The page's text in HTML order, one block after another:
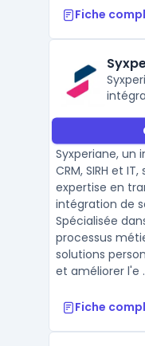
Fiche
Syxperiane, un
CRM, SIRH et
expertise en
intégration de
Spécialisée
processus
solutions
et améliorer l'e
Fiche